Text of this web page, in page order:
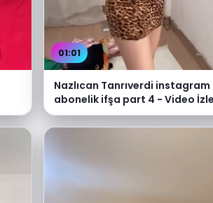
01:01
Nazlıcan Tanrıverdi instagram
abonelik ifşa part 4 - Video İzle